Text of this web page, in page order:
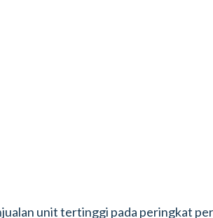
unit tertinggi pada peringkat